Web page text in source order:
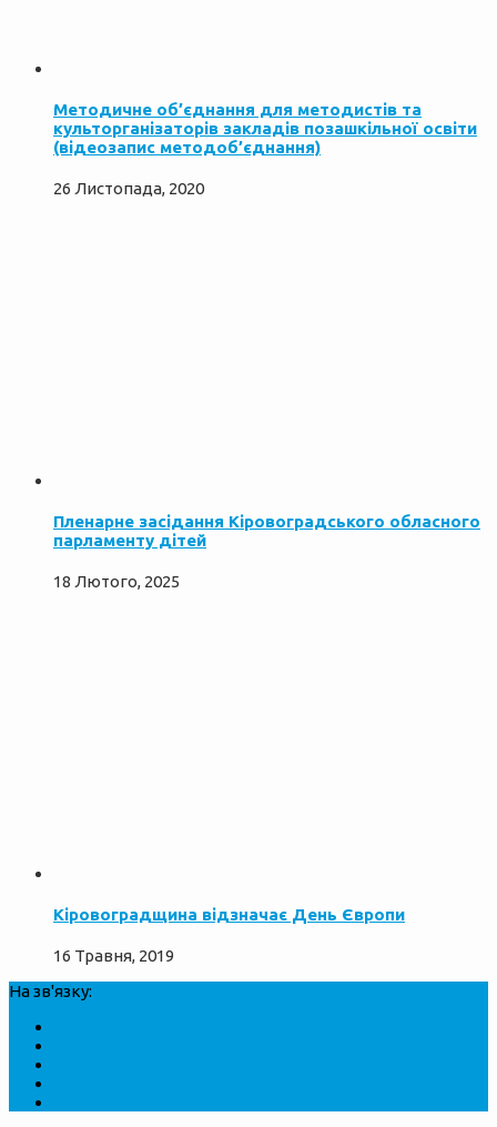
Методичне об’єднання для методистів та
культорганізаторів закладів позашкільної освіти
(відеозапис методоб’єднання)
26 Листопада, 2020
Пленарне засідання Кіровоградського обласного
парламенту дітей
18 Лютого, 2025
Кіровоградщина відзначає День Європи
16 Травня, 2019
На зв'язку: